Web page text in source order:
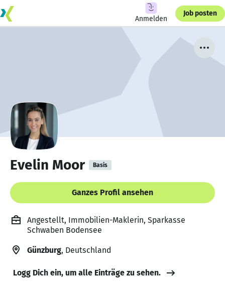
Anmelden
Job posten
Evelin Moor Basis
Ganzes Profil ansehen
Angestellt, Immobilien-Maklerin, Sparkasse
Schwaben Bodensee
Günzburg, Deutschland
Logg Dich ein, um alle Einträge zu sehen.